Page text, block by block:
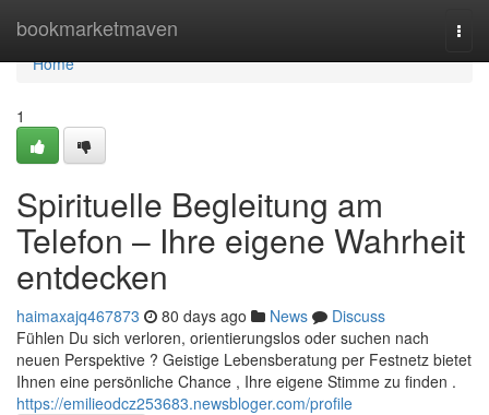
bookmarketmaven
Home
Home
1
Spirituelle Begleitung am
Telefon – Ihre eigene Wahrheit
entdecken
haimaxajq467873 80 days ago News
Discuss
Fühlen Du sich verloren, orientierungslos oder suchen nach
neuen Perspektive ? Geistige Lebensberatung per Festnetz bietet
Ihnen eine persönliche Chance , Ihre eigene Stimme zu finden .
https://emilieodcz253683.newsbloger.com/profile